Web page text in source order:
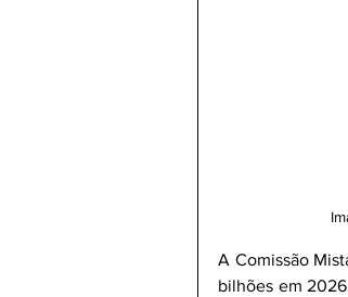
A Comissão
bilhões em